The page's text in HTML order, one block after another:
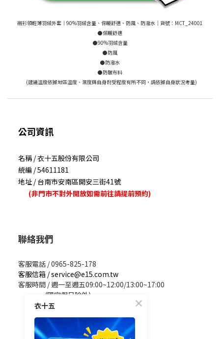
襯衫領輕薄羽絨外套│90%羽絨含量、保暖舒適、防風、防潑水│貨號：MCT_24001
●保暖舒適
●90%羽絨含量
●防風
●防潑水
●防皺布料
(建議溫度依據地區溫度、濕度與自身耐受程度有所不同，請依據自身狀況考量)
公司資訊
名稱 / 衣十五股份有限公司
統編 / 54611181
地址 / 台南市安南區開安三街41號
(非門市不對外開放如需前往請提前預約)
聯絡我們
客服電話 / 0965-825-178
客服信箱 / service@e15.com.tw
客服時間 / 週一至週五09:00~12:00/13:00~17:00
(國定假日除外)
衣十五